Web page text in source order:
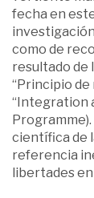
fecha en
investigación
como de
resultado de
“Principio de
“Integration
científica de
referencia
libertades